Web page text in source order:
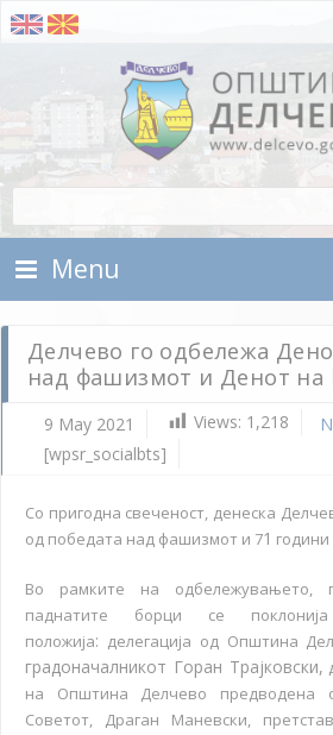
Skip To Content
Municipality of Delchevo
Menu
Делчево го одбележа
над фашизмот и Денот на
9 May 2021 Views: 1,218
[wpsr_socialbts]
Со пригодна свеченост, денеска
од победата над фашизмот и 71
Во рамките на одбележувањето,
паднатите борци се
положија: делегација од Општина
градоначалникот Горан Трајковски,
на Општина Делчево предводена
Советот, Драган Маневски,